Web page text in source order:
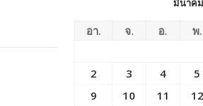
มีนาค
อา. จ. อ. พ.
2
3 4 5
9
10 11 12